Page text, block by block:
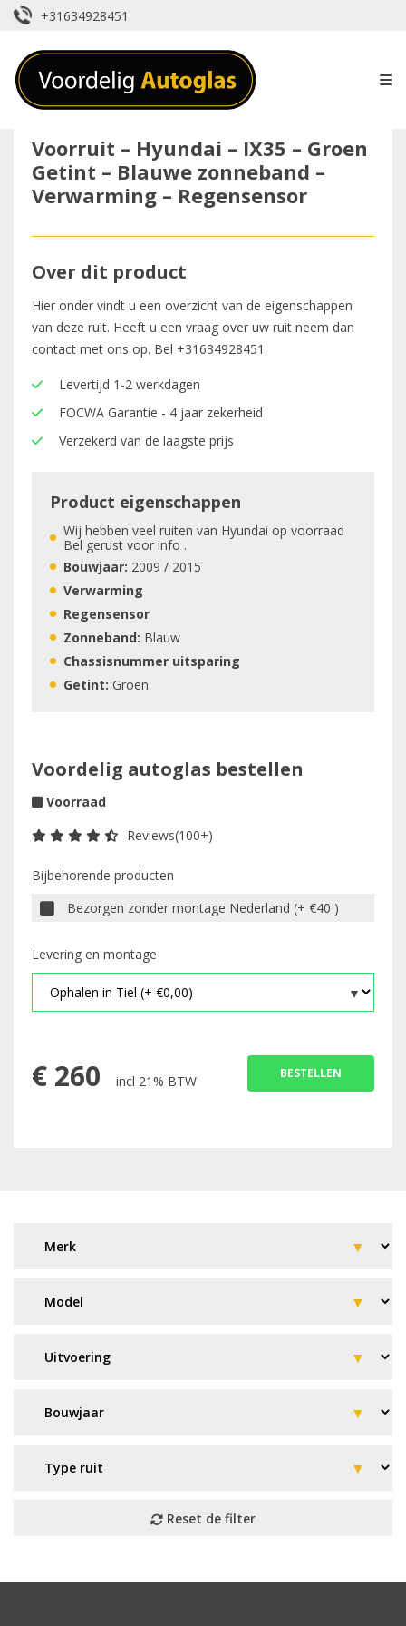
+31634928451
Voorruit – Hyundai – IX35 – Groen
Getint – Blauwe zonneband –
Verwarming – Regensensor
Over dit product
Hier onder vindt u een overzicht van de eigenschappen
van deze ruit. Heeft u een vraag over uw ruit neem dan
contact met ons op. Bel +31634928451
Levertijd 1-2 werkdagen
FOCWA Garantie - 4 jaar zekerheid
Verzekerd van de laagste prijs
Product eigenschappen
Wij hebben veel ruiten van Hyundai op voorraad
Bel gerust voor info .
Bouwjaar: 2009 / 2015
Verwarming
Regensensor
Zonneband: Blauw
Chassisnummer uitsparing
Getint: Groen
Voordelig autoglas bestellen
Voorraad
Reviews(100+)
Bijbehorende producten
Bezorgen zonder montage Nederland (+ €40 )
Levering en montage
€ 260 incl 21% BTW BESTELLEN